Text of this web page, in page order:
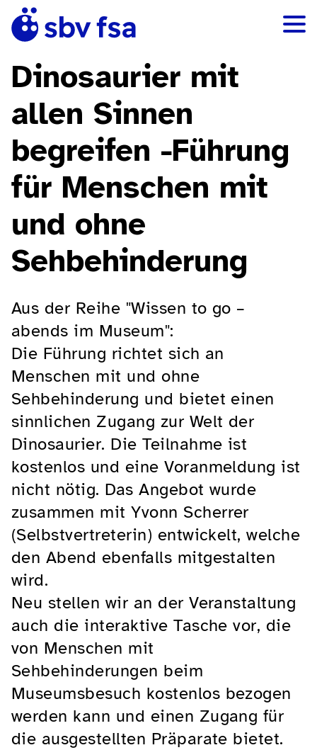
Dinosaurier mit
allen Sinnen
begreifen -Führung
für Menschen mit
und ohne
Sehbehinderung
Aus der Reihe "Wissen to go –
abends im Museum":
Die Führung richtet sich an
Menschen mit und ohne
Sehbehinderung und bietet einen
sinnlichen Zugang zur Welt der
Dinosaurier. Die Teilnahme ist
kostenlos und eine Voranmeldung ist
nicht nötig. Das Angebot wurde
zusammen mit Yvonn Scherrer
(Selbstvertreterin) entwickelt, welche
den Abend ebenfalls mitgestalten
wird.
Neu stellen wir an der Veranstaltung
auch die interaktive Tasche vor, die
von Menschen mit
Sehbehinderungen beim
Museumsbesuch kostenlos bezogen
werden kann und einen Zugang für
die ausgestellten Präparate bietet.